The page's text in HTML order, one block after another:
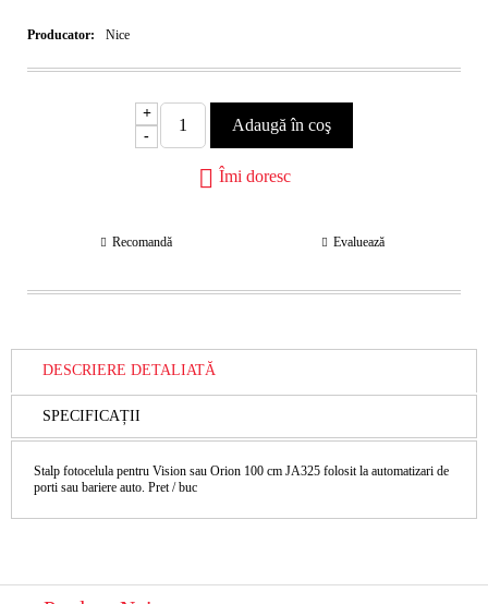
Producator: Nice
+
-
Îmi doresc
Recomandă Evaluează
DESCRIERE DETALIATĂ
SPECIFICAȚII
Stalp fotocelula pentru Vision sau Orion 100 cm JA325 folosit la automatizari de
porti sau bariere auto. Pret / buc